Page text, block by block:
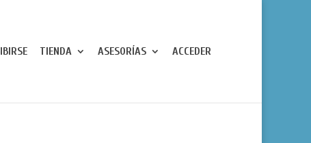
TIENDA ASESORÍAS ACCEDER